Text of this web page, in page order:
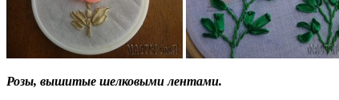
Розы, вышитые шелковыми лентами.